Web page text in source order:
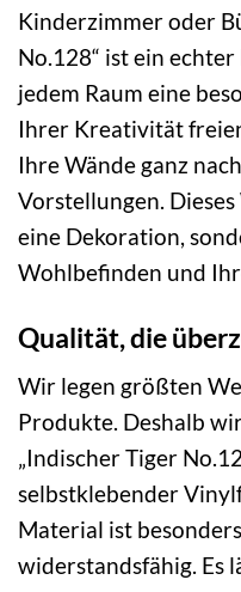
Kinderzimmer oder
No.128“ ist ein
jedem Raum eine
Ihrer Kreativität
Ihre Wände ganz
Vorstellungen.
eine Dekoration,
Wohlbefinden und
Qualität, die
Wir legen größten
Produkte. Deshalb
„Indischer Tiger
selbstklebender
Material ist
widerstandsfähig. Es